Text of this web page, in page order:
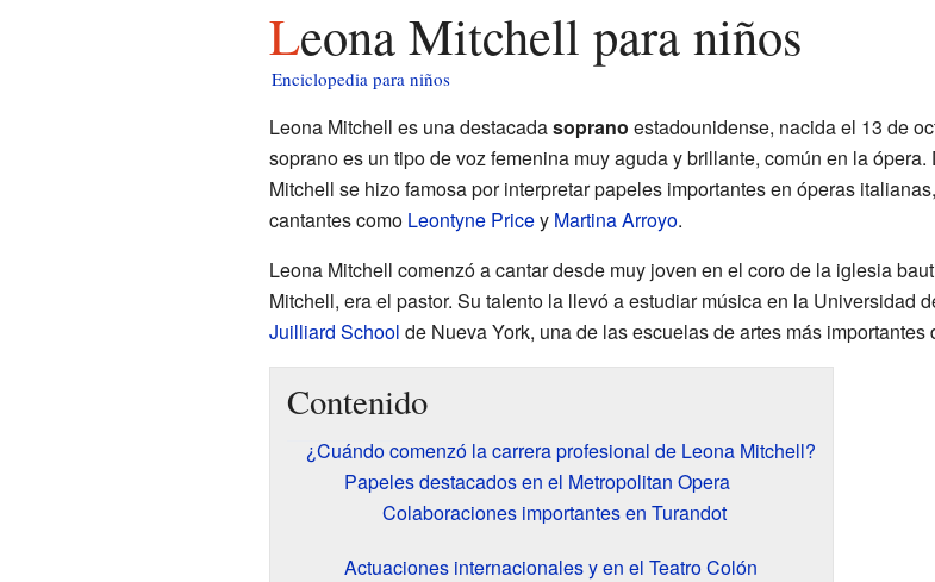
Leona Mitchell para niños
Enciclopedia para niños
Leona Mitchell es una destacadasoprano estadounidense, nacida el 13 de
soprano es un tipo de voz femenina muy aguda y brillante, común en la
Mitchell se hizo famosa por interpretar papeles importantes en óperas
cantantes como Leontyne Pricey Martina Arroyo.
Leona Mitchell comenzó a cantar desde muy joven en el coro de la iglesia
Mitchell, era el pastor. Su talento la llevó a estudiar música en la Universidad
Juilliard School de Nueva York, una de las escuelas de artes más importantes
Contenido
¿Cuándo comenzó la carrera profesional de Leona Mitchell?
Papeles destacados en el Metropolitan Opera
Colaboraciones importantes en Turandot
Actuaciones internacionales y en el Teatro Colón